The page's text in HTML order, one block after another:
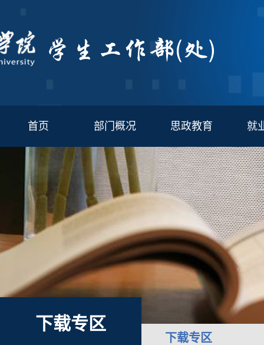
首页 部门概况 思政教育 就
下载专区
下载专区